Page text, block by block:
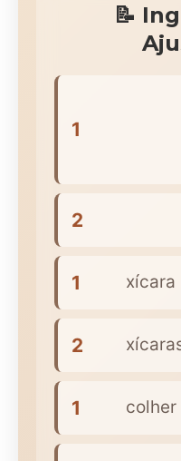
📝
1
2
1 xícara
2
1 colher